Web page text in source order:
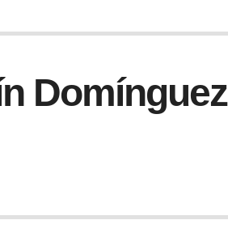
Domínguez